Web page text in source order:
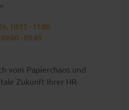
10:15 - 11:00
- 09:45
vom Papierchaos und
Zukunft Ihrer HR-